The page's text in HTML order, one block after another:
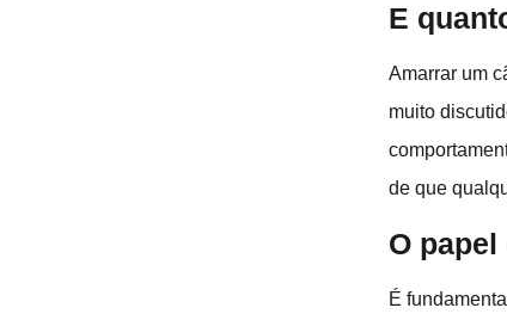
E
Amarrar um
muito
de que
O
É